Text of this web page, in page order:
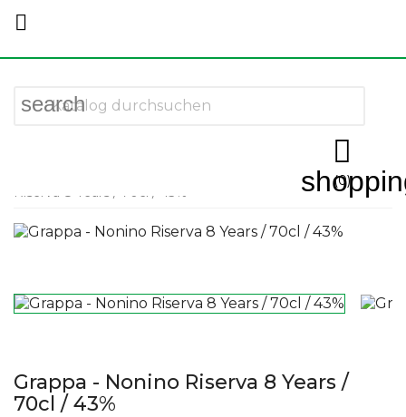

search

(0)
Grappa - Nonino
Riserva 8 Years / 70cl / 43%
Grappa - Nonino Riserva 8 Years /
70cl / 43%